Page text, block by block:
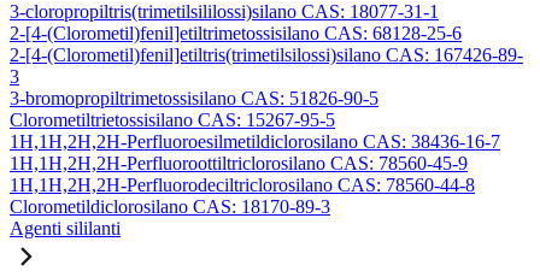
3-cloropropiltris(trimetilsililossi)silano CAS: 18077-31-1
2-[4-(Clorometil)fenil]etiltrimetossisilano CAS: 68128-25-6
2-[4-(Clorometil)fenil]etiltris(trimetilsilossi)silano CAS: 167426-89-
3
3-bromopropiltrimetossisilano CAS: 51826-90-5
Clorometiltrietossisilano CAS: 15267-95-5
1H,1H,2H,2H-Perfluoroesilmetildiclorosilano CAS: 38436-16-7
1H,1H,2H,2H-Perfluoroottiltriclorosilano CAS: 78560-45-9
1H,1H,2H,2H-Perfluorodeciltriclorosilano CAS: 78560-44-8
Clorometildiclorosilano CAS: 18170-89-3
Agenti sililanti